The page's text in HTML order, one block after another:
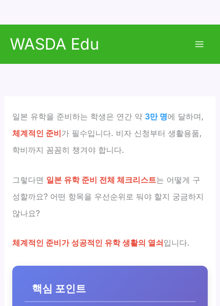
WASDA Edu
일본 유학을 준비하는 학생은 연간 약 3만 명에 달하며,
체계적인 준비가 필수입니다. 비자 신청부터 생활용품,
학비까지 꼼꼼히 챙겨야 합니다.
그렇다면 일본 유학 준비 전체 체크리스트는 어떻게 구
성할까요? 어떤 항목을 우선순위로 둬야 할지 궁금하지
않나요?
체계적인 준비가 성공적인 유학 생활의 열쇠입니다.
핵심 포인트